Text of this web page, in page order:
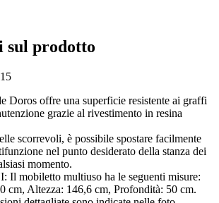
sul prodotto
Doros offre una superficie resistente ai graffi
grazie al rivestimento in resina
scorrevoli, è possibile spostare facilmente
nel punto desiderato della stanza dei
momento.
Il mobiletto multiuso ha le seguenti misure:
cm, Altezza: 146,6 cm, Profondità: 50 cm.